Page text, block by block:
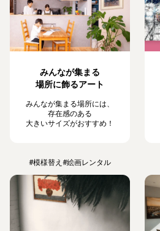
みんなが集まる
場所に飾るアート
みんなが集まる場所には、
存在感のある
大きいサイズがおすすめ！
#模様替え #絵画レンタル